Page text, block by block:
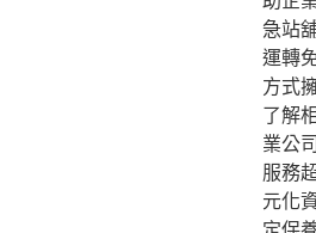
急站
運轉
方式
了解
業公
服務
元化